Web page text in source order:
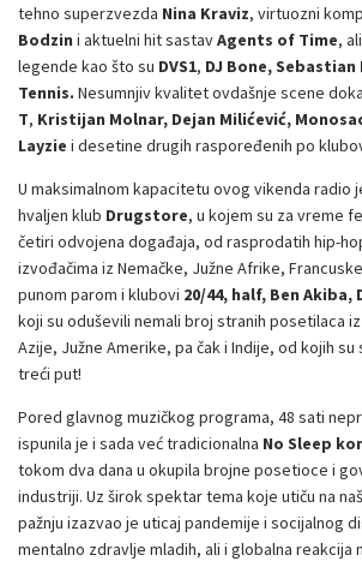
tehno superzvezda Nina Kraviz, virtuozni
Bodzin i aktuelni hit sastavAgents of Time,
legende kao što su DVS1, DJ Bone, Sebastian
Tennis. Nesumnjiv kvalitet ovdašnje scene
T, Kristijan Molnar, Dejan Milićević,
Layzie i desetine drugih raspoređenih po
U maksimalnom kapacitetu ovog vikenda radio
hvaljen klub Drugstore, u kojem su za vreme
četiri odvojena događaja, od rasprodatih hip-
izvođačima iz Nemačke, Južne Afrike,
punom parom i klubovi 20/44, half, Ben Akiba,
koji su oduševili nemali broj stranih posetilaca
Azije, Južne Amerike, pa čak i Indije, od kojih su
treći put!
Pored glavnog muzičkog programa, 48 sati
ispunila je i sada već tradicionalna No Sleep
tokom dva dana u okupila brojne posetioce i
industriji. Uz širok spektar tema koje utiču na
pažnju izazvao je uticaj pandemije i socijalnog
mentalno zdravlje mladih, ali i globalna reakcija